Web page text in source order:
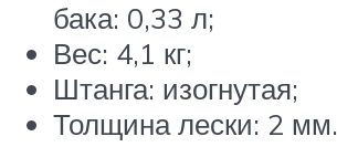
бака: 0,33 л;
Вес: 4,1 кг;
Штанга: изогнутая;
Толщина лески: 2 мм.